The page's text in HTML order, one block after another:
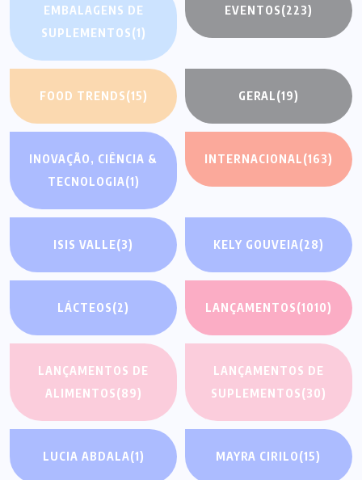
EMBALAGENS DE
SUPLEMENTOS(1)
EVENTOS(223)
FOOD TRENDS(15) GERAL(19)
INOVAÇÃO, CIÊNCIA &
TECNOLOGIA(1)
INTERNACIONAL(163)
ISIS VALLE(3) KELY GOUVEIA(28)
LÁCTEOS(2) LANÇAMENTOS(1010)
LANÇAMENTOS DE
ALIMENTOS(89)
LANÇAMENTOS DE
SUPLEMENTOS(30)
LUCIA ABDALA(1) MAYRA CIRILO(15)